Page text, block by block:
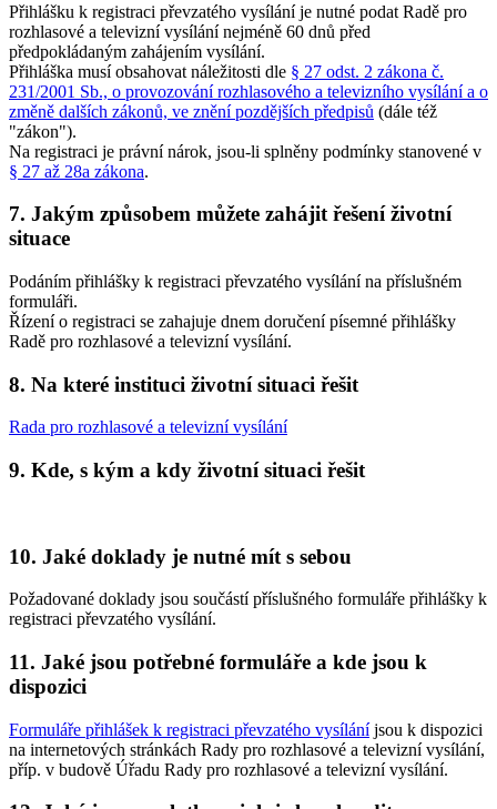
Přihlášku k registraci převzatého vysílání je nutné podat Radě pro
rozhlasové a televizní vysílání nejméně 60 dnů před
předpokládaným zahájením vysílání.
Přihláška musí obsahovat náležitosti dle § 27 odst. 2 zákona č.
231/2001 Sb., o provozování rozhlasového a televizního vysílání a o
změně dalších zákonů, ve znění pozdějších předpisů (dále též
"zákon").
Na registraci je právní nárok, jsou-li splněny podmínky stanovené v
§ 27 až 28a zákona.
7. Jakým způsobem můžete zahájit řešení životní
situace
Podáním přihlášky k registraci převzatého vysílání na příslušném
formuláři.
Řízení o registraci se zahajuje dnem doručení písemné přihlášky
Radě pro rozhlasové a televizní vysílání.
8. Na které instituci životní situaci řešit
Rada pro rozhlasové a televizní vysílání
9. Kde, s kým a kdy životní situaci řešit
10. Jaké doklady je nutné mít s sebou
Požadované doklady jsou součástí příslušného formuláře přihlášky k
registraci převzatého vysílání.
11. Jaké jsou potřebné formuláře a kde jsou k
dispozici
Formuláře přihlášek k registraci převzatého vysíláníjsou k dispozici
na internetových stránkách Rady pro rozhlasové a televizní vysílání,
příp. v budově Úřadu Rady pro rozhlasové a televizní vysílání.